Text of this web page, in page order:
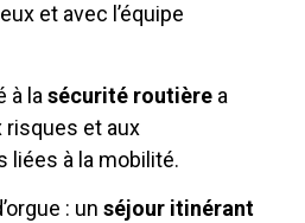
et avec l’équipe
à la sécurité routière a
risques et aux
liées à la mobilité.
: un séjour itinérant